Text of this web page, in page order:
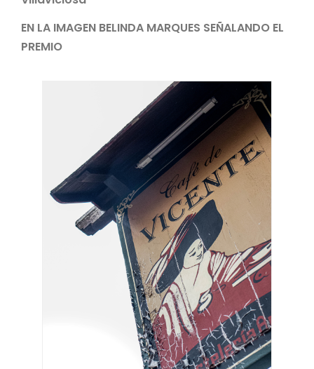
EN LA IMAGEN BELINDA MARQUES SEÑALANDO EL
PREMIO